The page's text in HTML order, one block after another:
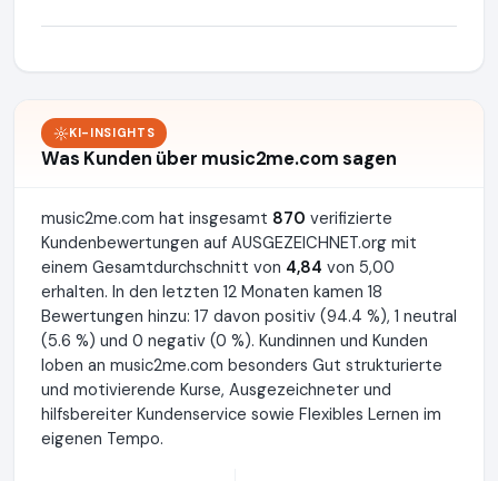
KI-INSIGHTS
Was Kunden über music2me.com sagen
music2me.com hat insgesamt 870 verifizierte
Kundenbewertungen auf AUSGEZEICHNET.org mit
einem Gesamtdurchschnitt von 4,84 von 5,00
erhalten. In den letzten 12 Monaten kamen 18
Bewertungen hinzu: 17 davon positiv (94.4 %), 1 neutral
(5.6 %) und 0 negativ (0 %). Kundinnen und Kunden
loben an music2me.com besonders Gut strukturierte
und motivierende Kurse, Ausgezeichneter und
hilfsbereiter Kundenservice sowie Flexibles Lernen im
eigenen Tempo.